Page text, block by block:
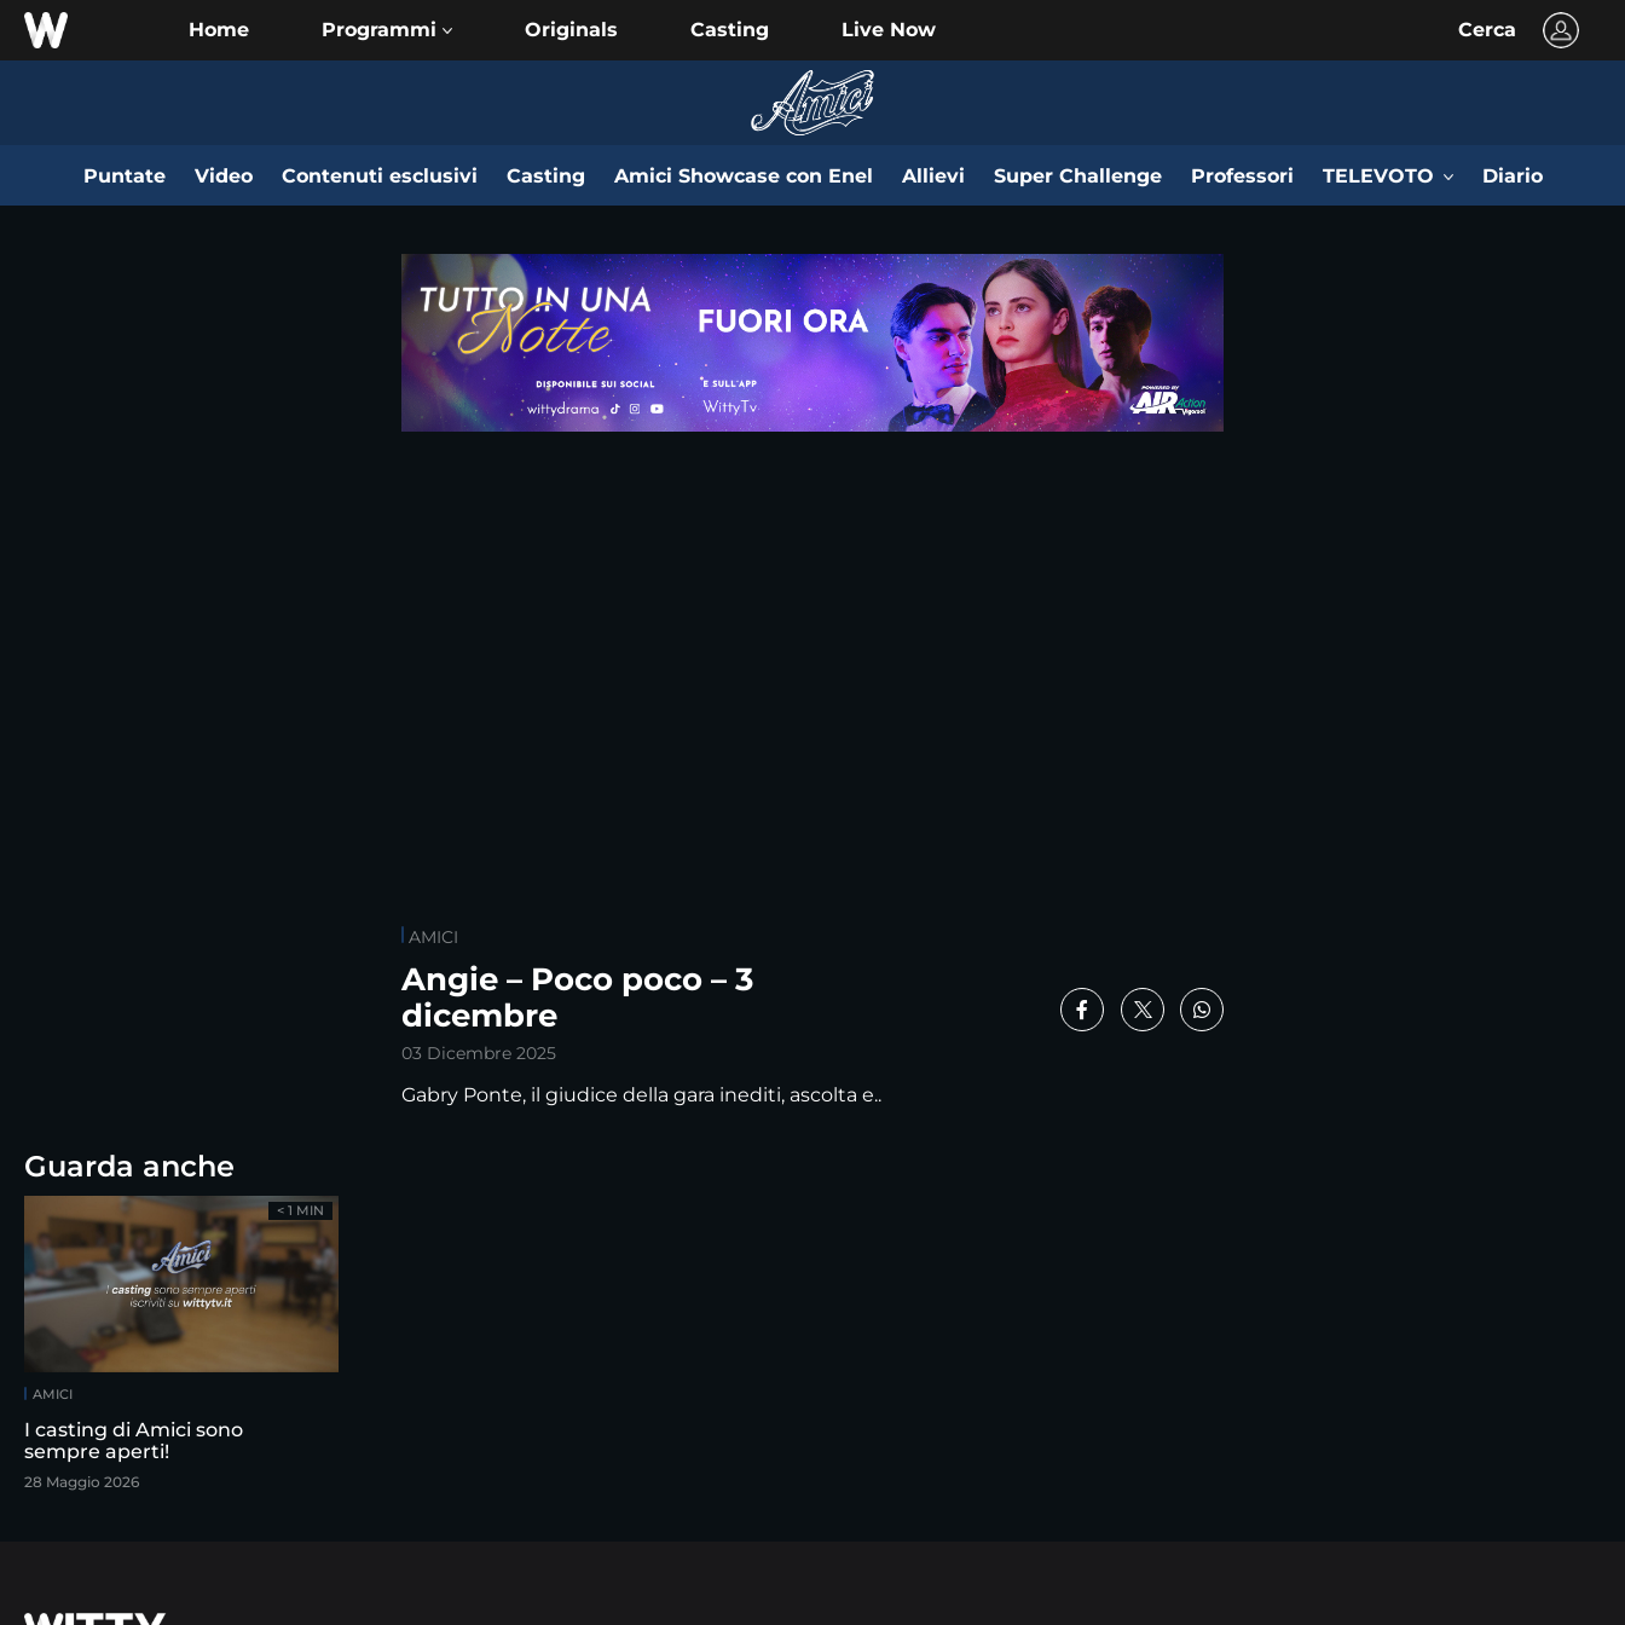
Home Originals Casting Live Now Cerca
Puntate Video Contenuti esclusivi Casting Amici Showcase con Enel Allievi Super Challenge Professori TELEVOTO Diario
AMICI
Angie – Poco poco – 3
dicembre
03 Dicembre 2025
Gabry Ponte, il giudice della gara inediti, ascolta e..
Guarda anche
AMICI
I casting di Amici sono
sempre aperti!
28 Maggio 2026
< 1 MIN